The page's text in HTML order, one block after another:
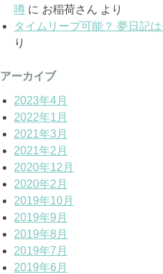
噂 に お稲荷さん より
タイムリープ可能？ 夢日記
り
アーカイブ
2023年4月
2022年1月
2021年3月
2021年2月
2020年12月
2020年2月
2019年10月
2019年9月
2019年8月
2019年7月
2019年6月